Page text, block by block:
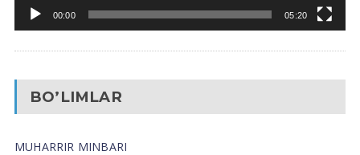
00:00 05:20
BO’LIMLAR
MUHARRIR MINBARI